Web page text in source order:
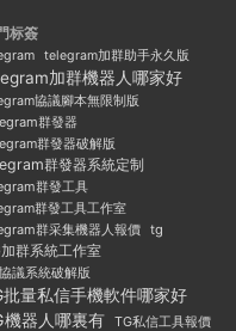
标簽
telegram加群助手永久版
加群機器人哪家好
協議腳本無限制版
群發器
群發器破解版
群發器系統定制
群發工具
群發工具工作室
群采集機器人報價 tg
群系統工作室
議系統破解版
批量私信手機軟件哪家好
機器人哪裏有 TG私信工具報價